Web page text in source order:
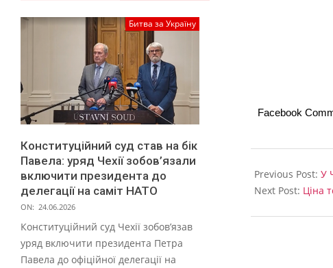
Facebook
07-
08
Previous Post: У
Next Post: Ціна
Битва за Україну
Конституційний суд став на бік
Павела: уряд Чехії зобов’язали
включити президента до
делегації на саміт НАТО
ON: 24.06.2026
Конституційний суд Чехії зобов’язав
уряд включити президента Петра
Павела до офіційної делегації на